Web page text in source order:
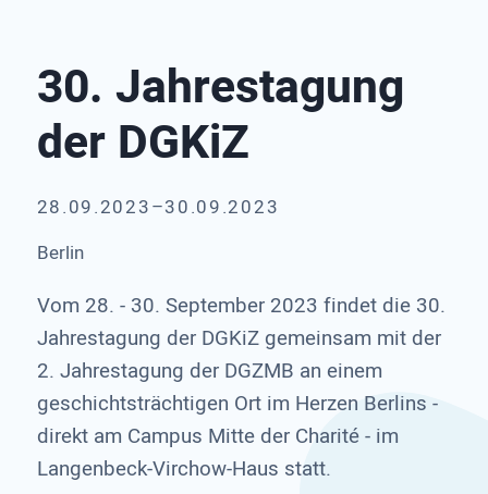
30. Jahrestagung
der DGKiZ
28.09.2023–30.09.2023
Berlin
Vom 28. - 30. September 2023 findet die 30.
Jahrestagung der DGKiZ gemeinsam mit der
2. Jahrestagung der DGZMB an einem
geschichtsträchtigen Ort im Herzen Berlins -
direkt am Campus Mitte der Charité - im
Langenbeck-Virchow-Haus statt.